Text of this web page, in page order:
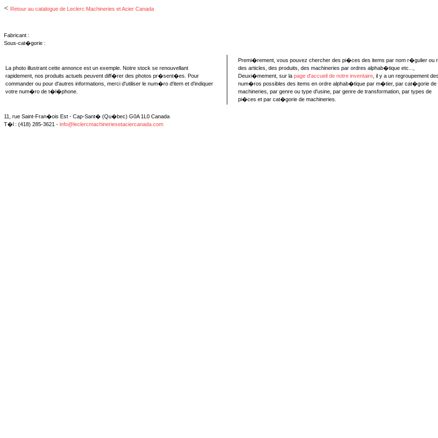
< Retour au catalogue de Leclerc Machineries et Acier Canada
Fabricant :
Sous-cat�gorie :
La photo illustrant cette annonce est un exemple. Notre stock se renouvellant
rapidement, nos produits actuels peuvent diff�rer des photos pr�sent�es. Pour
commander ou pour d'autres informations, merci d'utiliser le num�ro d'item et d'indiquer
votre num�ro de t�l�phone.
Premi�rement, vous pouvez chercher des pi�ces des items par nom r�gulier ou
des articles, des produits, des machineries par ordres alphab�tique etc...,
Deuxi�mement, sur la page d'accueil de notre inventaire , il y a un regroupement des
num�ros possibles des items en ordre alphab�tique par m�tier, par cat�gorie de
machineries, par genre ou type d'usine, par genre de transformation, par types de
pi�ces et par cat�gorie de machineries.
11, rue Saint-Fran�ois Est - Cap-Sant� (Qu�bec) G0A 1L0 Canada
T�l : (418) 285-3621 - info@leclercmachineriesetaciercanada.com